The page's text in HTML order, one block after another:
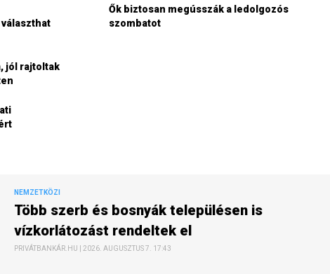
jól rajtoltak
Ők biztosan megússzák a ledolgozós
szombatot
NEMZETKÖZI
Több szerb és bosnyák településen is
vízkorlátozást rendeltek el
PRIVÁTBANKÁR.HU | 2026. AUGUSZTUS 7. 17:43